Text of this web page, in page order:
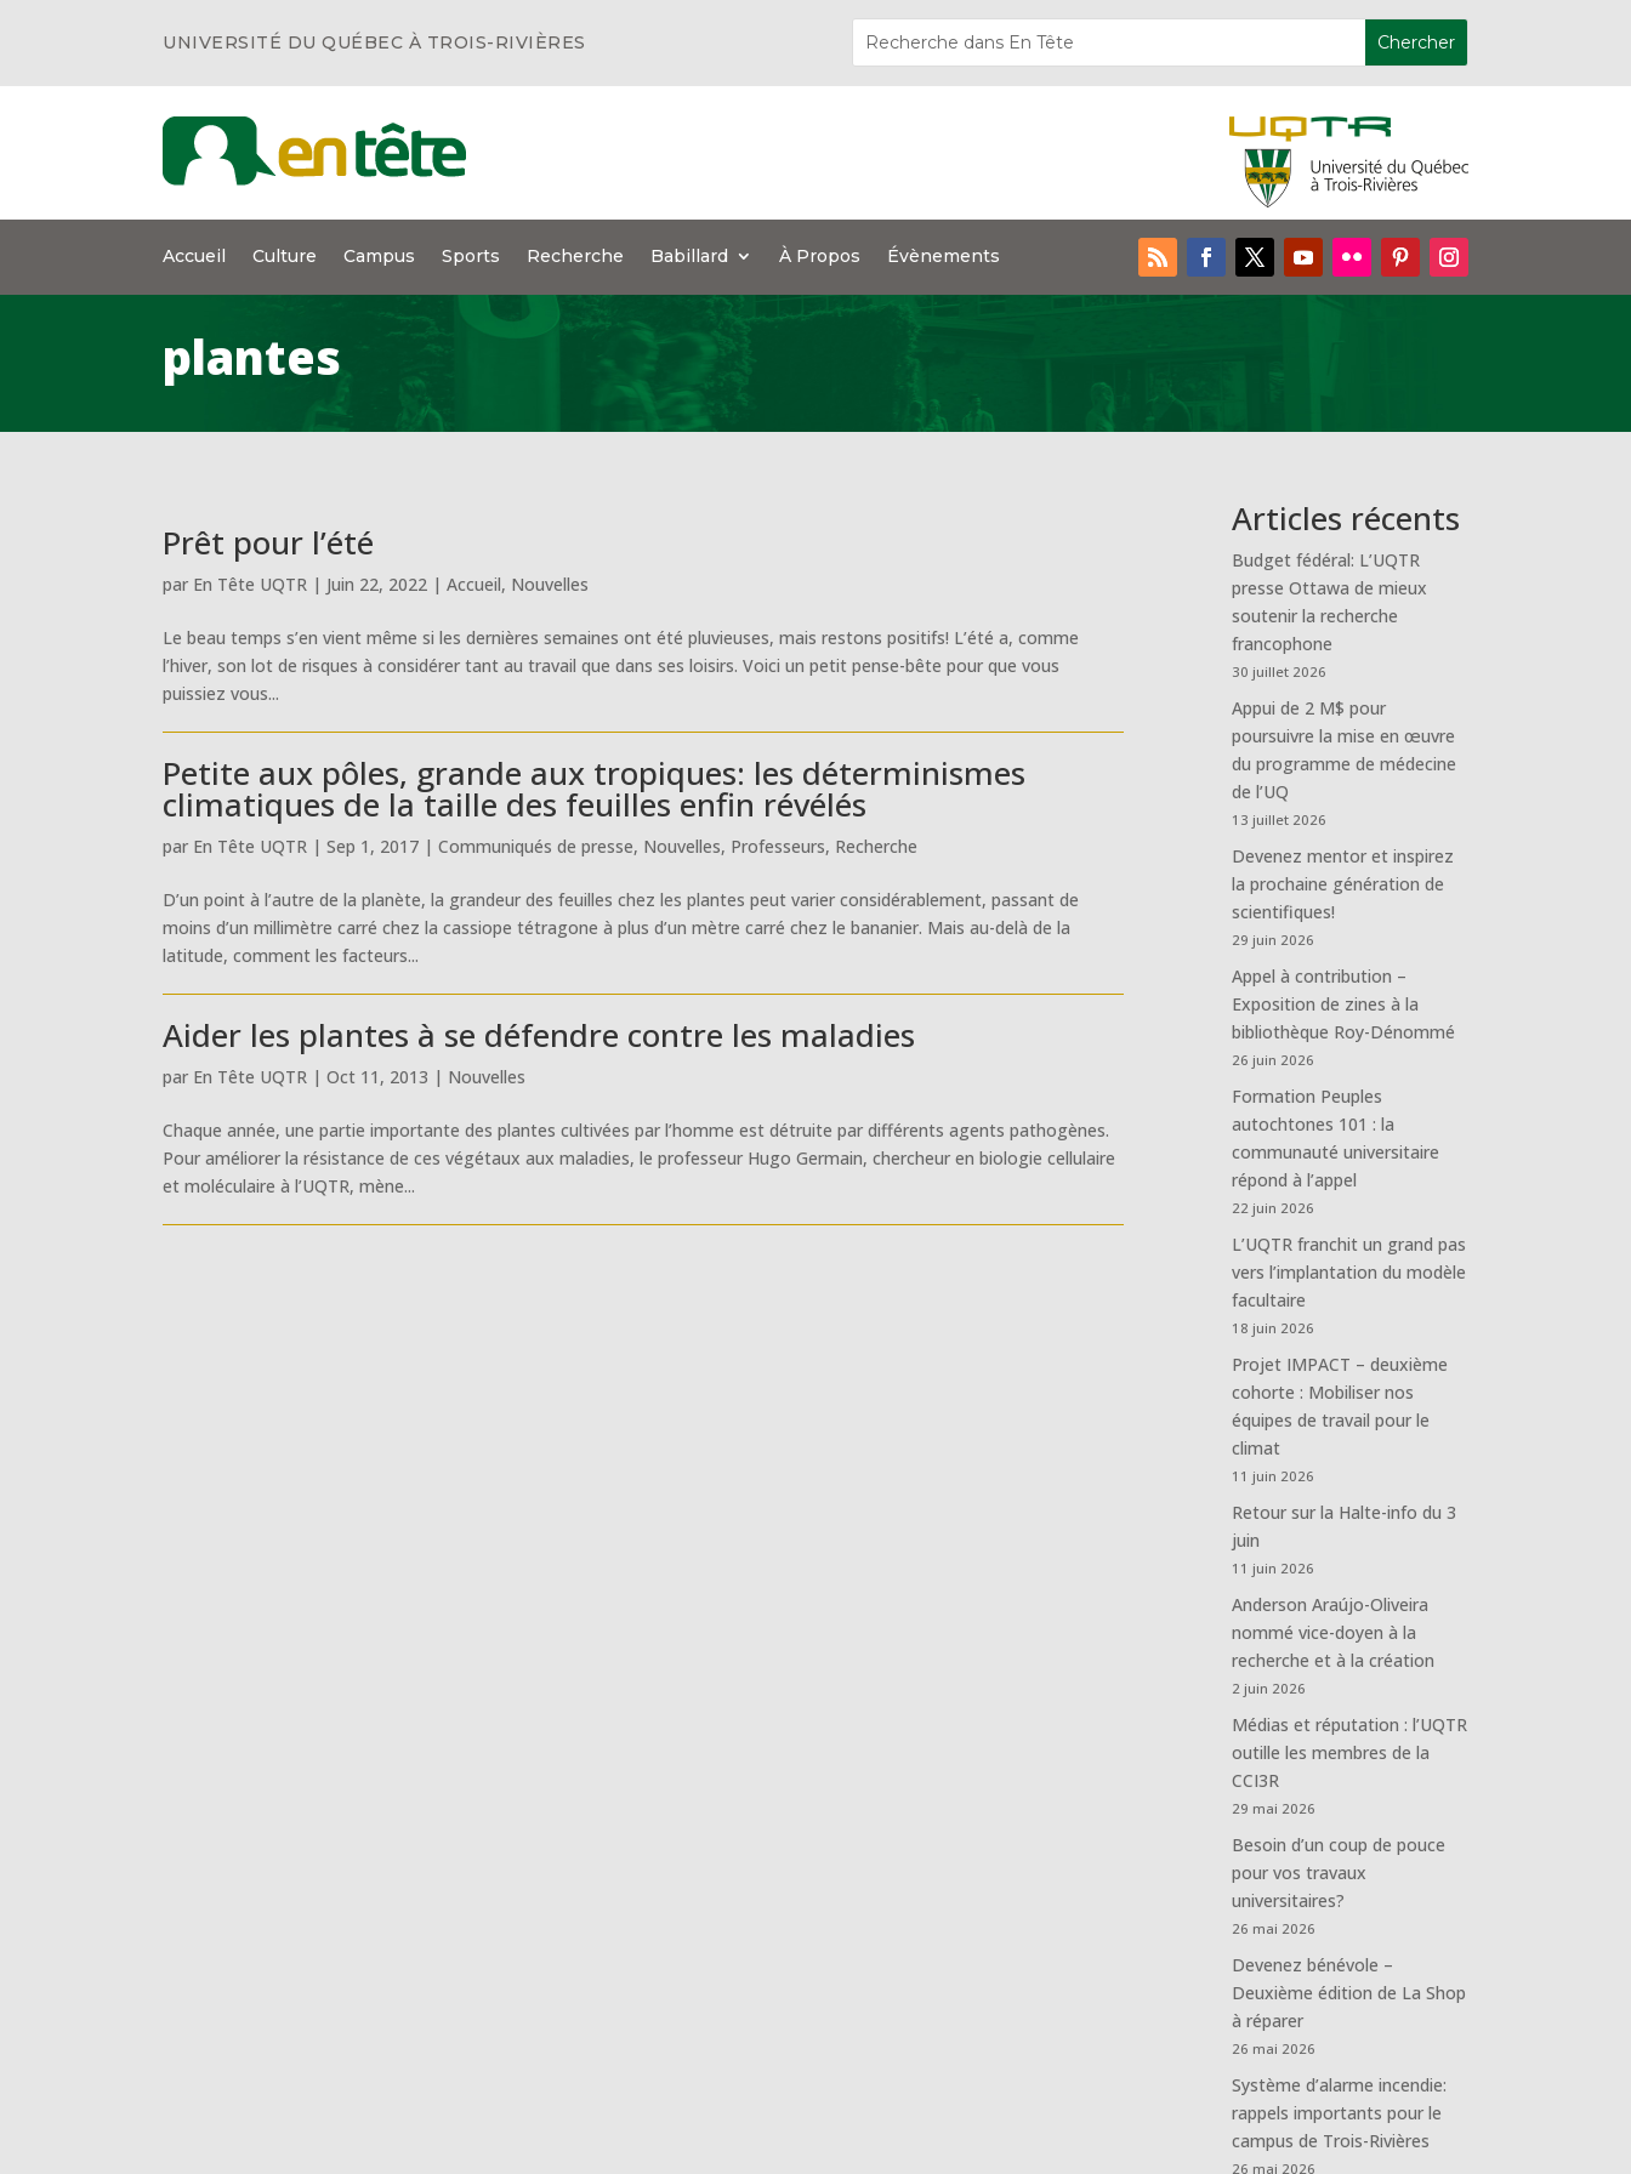
UNIVERSITÉ DU QUÉBEC À TROIS-RIVIÈRES
Accueil Culture Campus Sports Recherche Babillard À Propos Évènements
plantes
Prêt pour l’été
par En Tête UQTR | Juin 22, 2022 |Accueil, Nouvelles
Le beau temps s’en vient même si les dernières semaines ont été pluvieuses, mais restons positifs! L’été a, comme
l’hiver, son lot de risques à considérer tant au travail que dans ses loisirs. Voici un petit pense-bête pour que vous
puissiez vous...
Petite aux pôles, grande aux tropiques: les déterminismes
climatiques de la taille des feuilles enfin révélés
par En Tête UQTR |Sep 1, 2017 |Communiqués de presse, Nouvelles, Professeurs, Recherche
D’un point à l’autre de la planète, la grandeur des feuilles chez les plantes peut varier considérablement, passant de
moins d’un millimètre carré chez la cassiope tétragone à plus d’un mètre carré chez le bananier. Mais au-delà de la
latitude, comment les facteurs...
Aider les plantes à se défendre contre les maladies
par En Tête UQTR |Oct 11, 2013 | Nouvelles
Chaque année, une partie importante des plantes cultivées par l’homme est détruite par différents agents pathogènes.
Pour améliorer la résistance de ces végétaux aux maladies, le professeur Hugo Germain, chercheur en biologie cellulaire
et moléculaire à l’UQTR, mène...
Articles récents
Budget fédéral: L’UQTR
presse Ottawa de mieux
soutenir la recherche
francophone
30 juillet 2026
Appui de 2 M$ pour
poursuivre la mise en œuvre
du programme de médecine
de l’UQ
13 juillet 2026
Devenez mentor et inspirez
la prochaine génération de
scientifiques!
29 juin 2026
Appel à contribution –
Exposition de zines à la
bibliothèque Roy-Dénommé
26 juin 2026
Formation Peuples
autochtones 101 : la
communauté universitaire
répond à l’appel
22 juin 2026
L’UQTR franchit un grand pas
vers l’implantation du modèle
facultaire
18 juin 2026
Projet IMPACT – deuxième
cohorte : Mobiliser nos
équipes de travail pour le
climat
11 juin 2026
Retour sur la Halte-info du 3
juin
11 juin 2026
Anderson Araújo-Oliveira
nommé vice-doyen à la
recherche et à la création
2 juin 2026
Médias et réputation : l’UQTR
outille les membres de la
CCI3R
29 mai 2026
Besoin d’un coup de pouce
pour vos travaux
universitaires?
26 mai 2026
Devenez bénévole –
Deuxième édition de La Shop
à réparer
26 mai 2026
Système d’alarme incendie:
rappels importants pour le
campus de Trois-Rivières
26 mai 2026